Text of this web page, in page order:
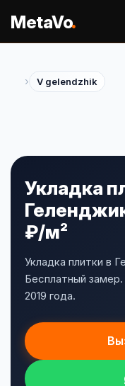
MetaVo.
› V gelendzhik
Укладка
₽/м²
Укладка плитки в
Бесплатный
2019 года.